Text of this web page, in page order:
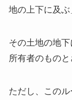
地の上下に及ぶ
その土地の地
所有者のものと
ただし、この